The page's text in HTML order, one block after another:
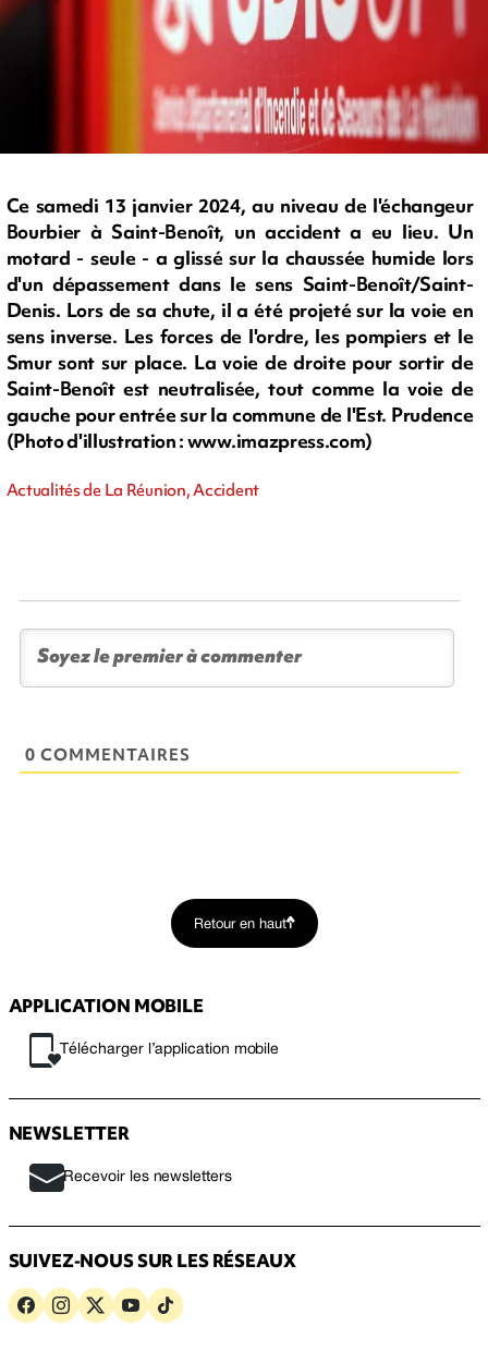
Ce samedi 13 janvier 2024, au niveau de l'échangeur
Bourbier à Saint-Benoît, un accident a eu lieu. Un
motard - seule - a glissé sur la chaussée humide lors
d'un dépassement dans le sens Saint-Benoît/Saint-
Denis. Lors de sa chute, il a été projeté sur la voie en
sens inverse. Les forces de l'ordre, les pompiers et le
Smur sont sur place. La voie de droite pour sortir de
Saint-Benoît est neutralisée, tout comme la voie de
gauche pour entrée sur la commune de l'Est. Prudence
(Photo d'illustration : www.imazpress.com)
Actualités de La Réunion, Accident
0 COMMENTAIRES
Retour en haut
APPLICATION MOBILE
Télécharger l’application mobile
NEWSLETTER
Recevoir les newsletters
SUIVEZ-NOUS SUR LES RÉSEAUX